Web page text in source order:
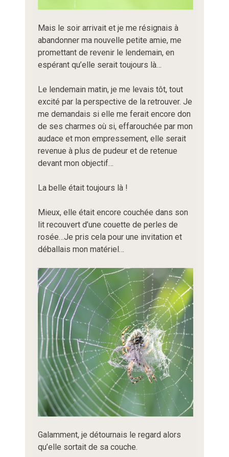
Mais le soir arrivait et je me résignais à
abandonner ma nouvelle petite amie, me
promettant de revenir le lendemain, en
espérant qu’elle serait toujours là…
Le lendemain matin, je me levais tôt, tout
excité par la perspective de la retrouver. Je
me demandais si elle me ferait encore don
de ses charmes où si, effarouchée par mon
audace et mon empressement, elle serait
revenue à plus de pudeur et de retenue
devant mon objectif…
La belle était toujours là !
Mieux, elle était encore couchée dans son
lit recouvert d’une couette de perles de
rosée…Je pris cela pour une invitation et
déballais mon matériel…
Galamment, je détournais le regard alors
qu’elle sortait de sa couche.